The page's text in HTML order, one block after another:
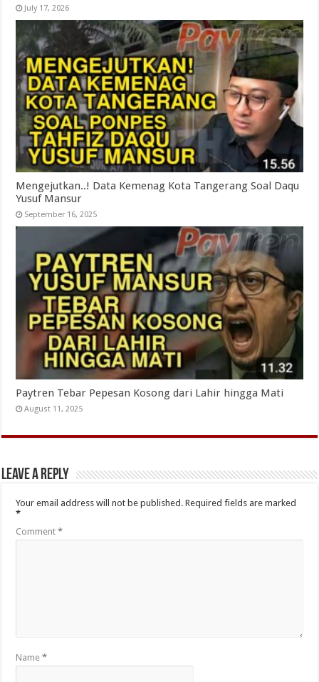
July 17, 2026
Mengejutkan..! Data Kemenag Kota Tangerang Soal Daqu
Yusuf Mansur
September 16, 2025
Paytren Tebar Pepesan Kosong dari Lahir hingga Mati
August 11, 2025
Leave a Reply
Your email address will not be published. Required fields are marked
*
Comment*
Name*